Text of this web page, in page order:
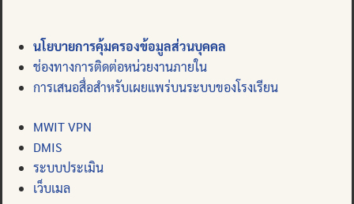
นโยบายการคุ้มครองข้อมูลส่วนบุคคล
ช่องทางการติดต่อหน่วยงานภายใน
การเสนอสื่อสำหรับเผยแพร่บนระบบของโรงเรียน
MWIT VPN
DMIS
ระบบประเมิน
เว็บเมล